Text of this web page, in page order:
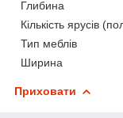
Глибина
Кількість ярусів
Тип меблів
Ширина
Приховати